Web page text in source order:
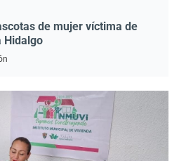
de mujer víctima de
Hidalgo